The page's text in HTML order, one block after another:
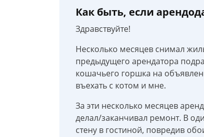
Как быть, если
Здравствуйте!
Несколько месяцев снимал
предыдущего арендатора
кошачьего горшка на
въехать с котом и мне.
За эти несколько месяцев
делал/заканчивал ремонт. В
стену в гостиной, повредив